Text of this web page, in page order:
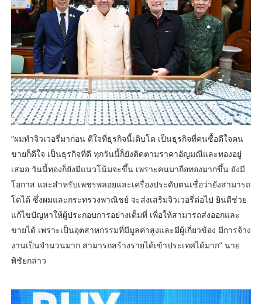
“ผมทำจิวเวอรี่มาก่อน ดีใจที่ธุรกิจนี้เติบโต เป็นธุรกิจที่คนซื้อดีใจคน
ขายก็ดีใจ เป็นธุรกิจที่ดี ทุกวันนี้ก็ยังติดตามราคาอัญมณีและทองอยู่
เสมอ วันนี้ทองก็ยังมีแนวโน้มจะขึ้น เพราะคนมาถือทองมากขึ้น ยังมี
โอกาส และสำหรับเพชรพลอยและเครื่องประดับตนเชื่อว่ายังสามารถ
โตได้ ซึ่งผมและกระทรวงพาณิชย์ จะส่งเสริมจิวเวอรี่ต่อไป ยินดีช่วย
แก้ไขปัญหาให้ผู้ประกอบการอย่างเต็มที่ เพื่อให้สามารถส่งออกและ
ขายได้ เพราะเป็นอุตสาหกรรมที่มีมูลค่าสูงและมีผู้เกี่ยวข้อง มีการจ้าง
งานเป็นจำนวนมาก สามารถสร้างรายได้เข้าประเทศได้มาก” นาย
พิชัยกล่าว